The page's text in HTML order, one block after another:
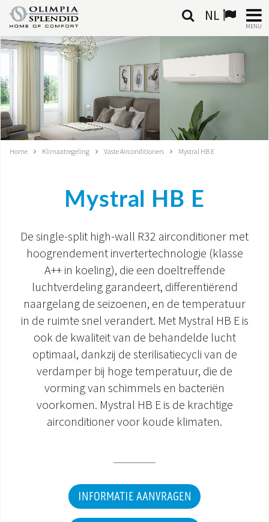
NL
MENU
NEDERLANDSE
HOME
KLIMAATREGELING
VERWARMING
GEÏNTEGREERDE SYSTEMEN
WERELD OS
DOCUMENTATIE PRODUCTEN
Home Klimaatregeling Vaste Airconditioners Mystral HB E
Mystral HB E
De single-split high-wall R32 airconditioner met
hoogrendement invertertechnologie (klasse
A++ in koeling), die een doeltreffende
luchtverdeling garandeert, differentiërend
naargelang de seizoenen, en de temperatuur
in de ruimte snel verandert. Met Mystral HB E is
ook de kwaliteit van de behandelde lucht
optimaal, dankzij de sterilisatiecycli van de
verdamper bij hoge temperatuur, die de
vorming van schimmels en bacteriën
voorkomen. Mystral HB E is de krachtige
airconditioner voor koude klimaten.
INFORMATIE AANVRAGEN